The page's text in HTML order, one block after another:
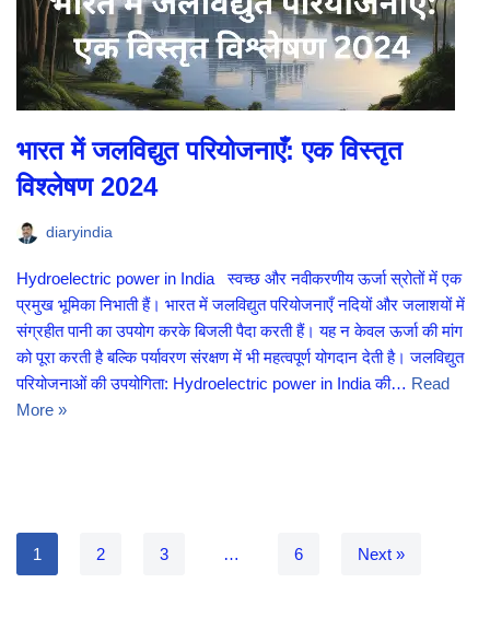
भारत में जलविद्युत परियोजनाएँ: एक विस्तृत
विश्लेषण 2024
diaryindia
Hydroelectric power in India स्वच्छ और नवीकरणीय ऊर्जा स्रोतों में एक
प्रमुख भूमिका निभाती हैं। भारत में जलविद्युत परियोजनाएँ नदियों और जलाशयों में
संग्रहीत पानी का उपयोग करके बिजली पैदा करती हैं। यह न केवल ऊर्जा की मांग
को पूरा करती है बल्कि पर्यावरण संरक्षण में भी महत्वपूर्ण योगदान देती है। जलविद्युत
परियोजनाओं की उपयोगिता: Hydroelectric power in India की… Read
More »
1 2 3 … 6 Next »